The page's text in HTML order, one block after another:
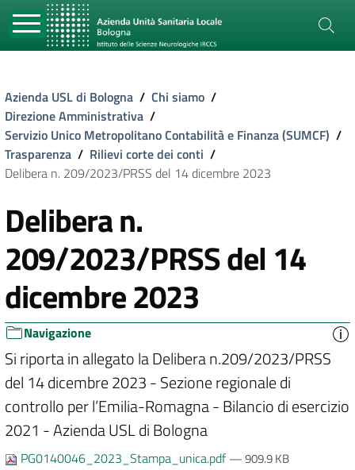
Azienda USL di Bologna / Chi siamo /
Direzione Amministrativa /
Servizio Unico Metropolitano Contabilità e Finanza (SUMCF) /
Trasparenza / Rilievi corte dei conti /
Delibera n. 209/2023/PRSS del 14 dicembre 2023
Delibera n.
209/2023/PRSS del 14
dicembre 2023
Navigazione
Si riporta in allegato la Delibera n.209/2023/PRSS
del 14 dicembre 2023 - Sezione regionale di
controllo per l’Emilia-Romagna - Bilancio di esercizio
2021 - Azienda USL di Bologna
PG0140046_2023_Stampa_unica.pdf— 909.9 KB